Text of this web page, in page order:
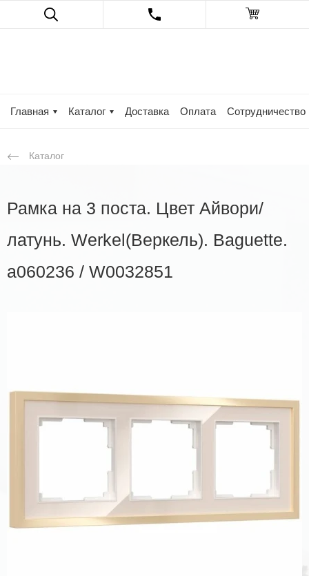
Главная Каталог Доставка Оплата Сотрудничество
Каталог
Рамка на 3 поста. Цвет Айвори/
латунь. Werkel(Веркель). Baguette.
a060236 / W0032851